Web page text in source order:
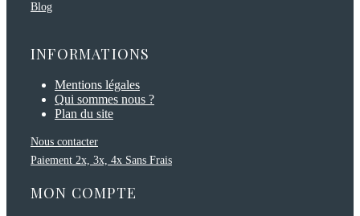
Blog
INFORMATIONS
Mentions légales
Qui sommes nous ?
Plan du site
Nous contacter
Paiement 2x, 3x, 4x Sans Frais
MON COMPTE